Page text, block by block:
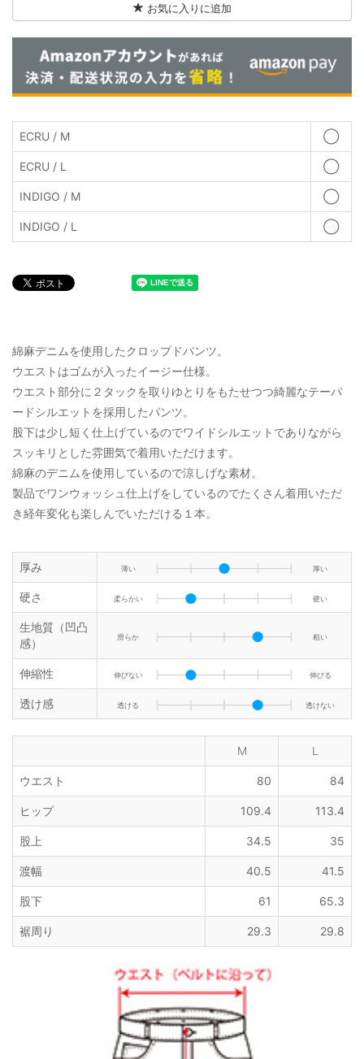
お気に入りに追加
ECRU / M ◯
ECRU / L ◯
INDIGO / M ◯
INDIGO / L ◯
綿麻デニムを使用したクロップドパンツ。
ウエストはゴムが入ったイージー仕様。
ウエスト部分に２タックを取りゆとりをもたせつつ綺麗なテーパ
ードシルエットを採用したパンツ。
股下は少し短く仕上げているのでワイドシルエットでありながら
スッキリとした雰囲気で着用いただけます。
綿麻のデニムを使用しているので涼しげな素材。
製品でワンウォッシュ仕上げをしているのでたくさん着用いただ
き経年変化も楽しんでいただける１本。
厚み 薄い 厚い
硬さ 柔らかい 硬い
生地質（凹凸
感）
滑らか 粗い
伸縮性 伸びない 伸びる
透け感 透ける 透けない
M L
ウエスト 80 84
ヒップ 109.4 113.4
股上 34.5 35
渡幅 40.5 41.5
股下 61 65.3
裾周り 29.3 29.8